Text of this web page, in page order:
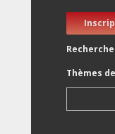
Thèmes